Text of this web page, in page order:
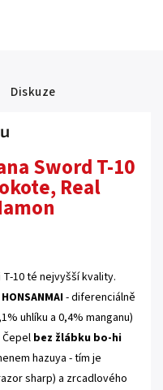
Diskuze
Sword T-10
Real
10 té nejvyšší kvality.
- diferenciálně
uhlíku a 0,4% manganu)
bez žlábku bo-hi
hazuya - tím je
sharp) a zrcadlového